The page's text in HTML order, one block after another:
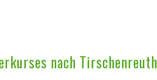
nach Tirschenreuth